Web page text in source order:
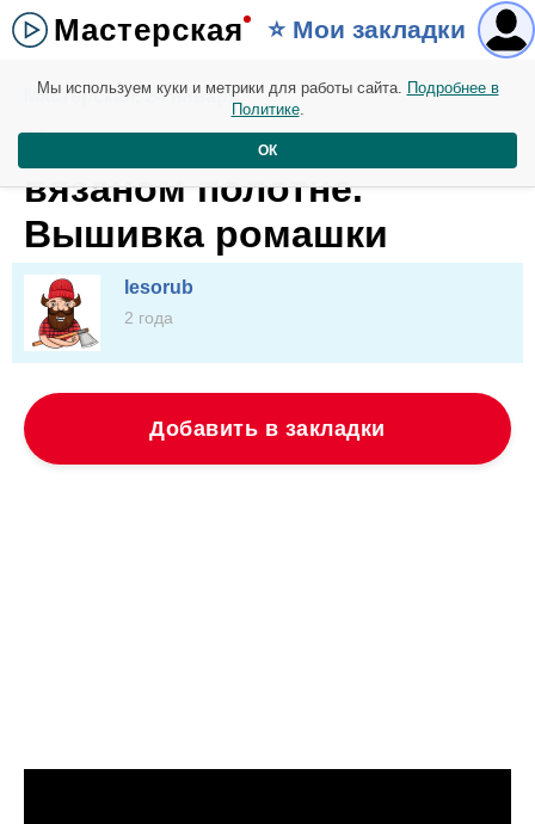
Мастерская ⭐️ Мои закладки
Мастерская. 24 января
Как сделать вышивку на
вязаном полотне.
Вышивка ромашки
lesorub
2 года
Добавить в закладки
Мы используем куки и метрики для работы сайта. Подробнее в
Политике.
ОК